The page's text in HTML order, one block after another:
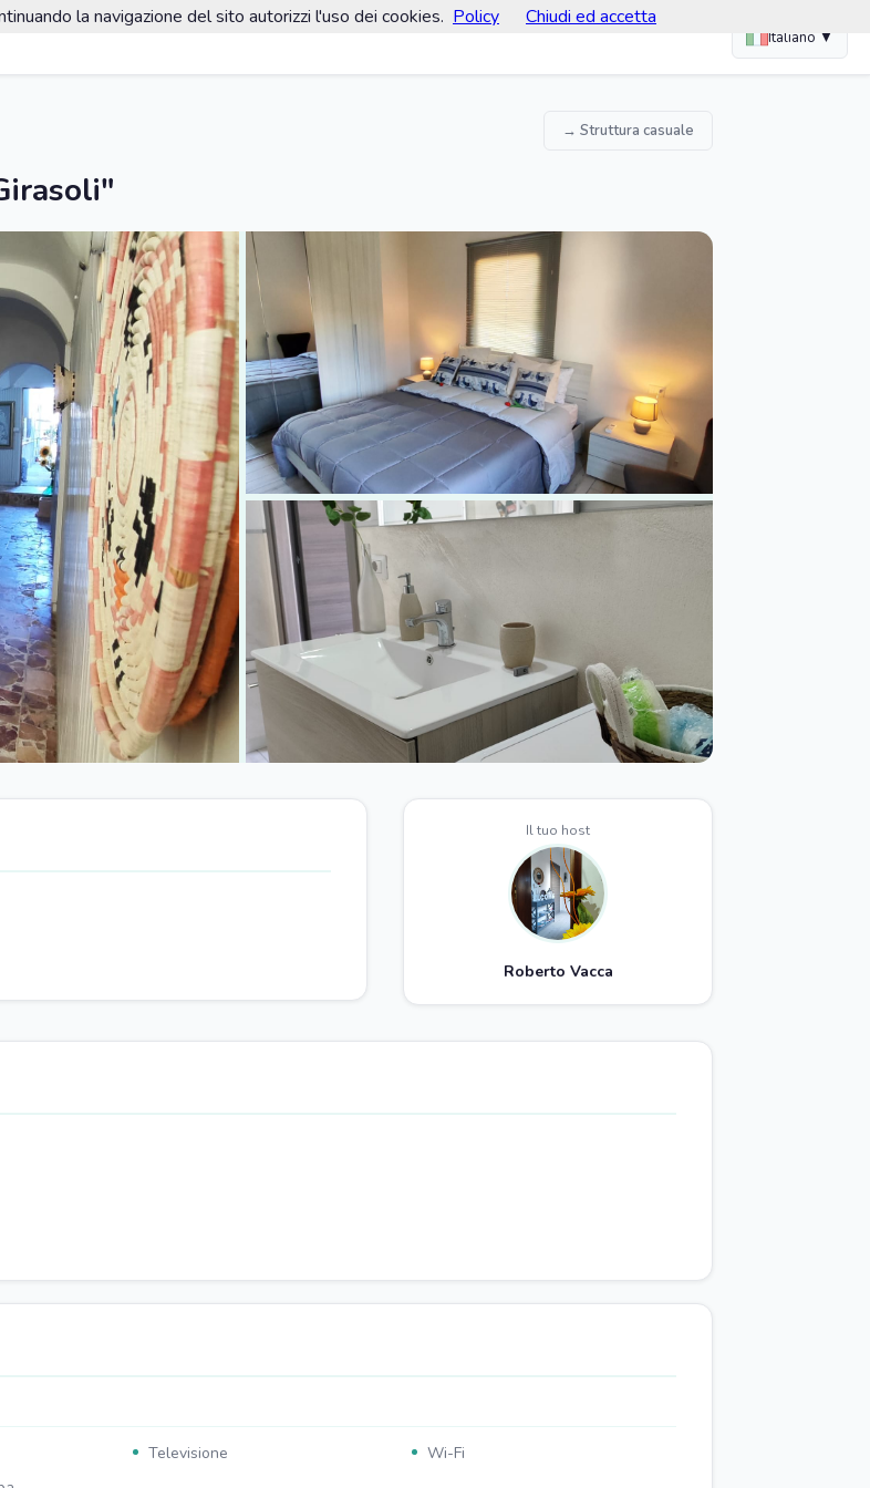
Italiano ▼
→ Struttura casuale
Il tuo host
Roberto Vacca
Televisione
Wi-Fi
la navigazione del sito autorizzi l'uso dei cookies. Policy Chiudi ed accetta